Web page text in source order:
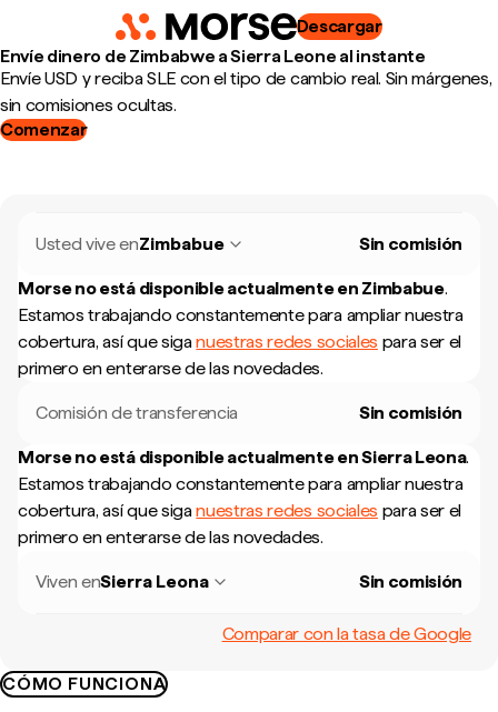
Descargar
Envíe dinero de Zimbabwe a Sierra Leone al instante
Envíe USD y reciba SLE con el tipo de cambio real. Sin márgenes,
sin comisiones ocultas.
Comenzar
Usted vive enZimbabue Sin comisión
Morse no está disponible actualmente en Zimbabue.
Estamos trabajando constantemente para ampliar nuestra
cobertura, así que siganuestras redes sociales para ser el
primero en enterarse de las novedades.
Comisión de transferencia Sin comisión
Morse no está disponible actualmente enSierra Leona.
Estamos trabajando constantemente para ampliar nuestra
cobertura, así que siganuestras redes sociales para ser el
primero en enterarse de las novedades.
Viven enSierra Leona Sin comisión
Comparar con la tasa de Google
CÓMO FUNCIONA